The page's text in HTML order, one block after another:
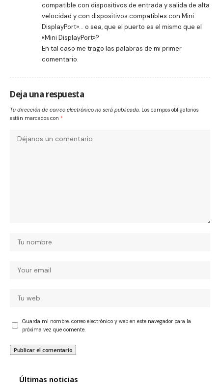
compatible con dispositivos de entrada y salida de alta
velocidad y con dispositivos compatibles con Mini
DisplayPort»… o sea, que el puerto es el mismo que el
«Mini DisplayPort»?
En tal caso me trago las palabras de mi primer
comentario.
Deja una respuesta
Tu dirección de correo electrónico no será publicada. Los campos obligatorios
están marcados con *
Guarda mi nombre, correo electrónico y web en este navegador para la
próxima vez que comente.
Últimas noticias